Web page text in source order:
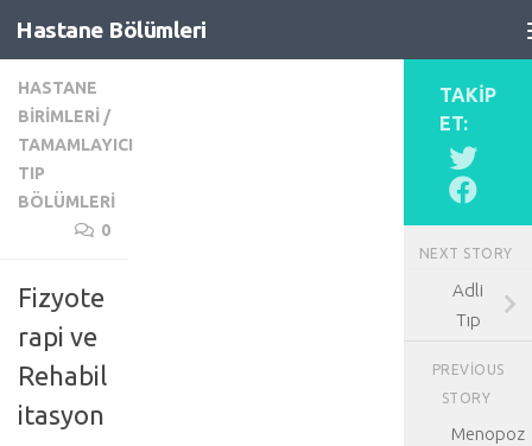
Skip to content
Hastane Bölümleri
HASTANE
BIRIMLERI /
TAMAMLAYICI
TIP
BÖLÜMLERI
0
Fizyote
rapi ve
Rehabil
itasyon
TAKIP
ET:
NEXT STORY
Adli
Tıp
PREVIOUS
STORY
Menopoz